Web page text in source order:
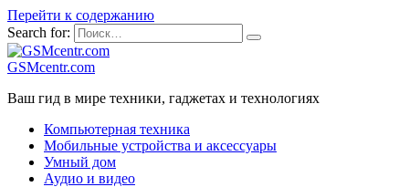
Перейти к содержанию
Search for:
GSMcentr.com
Ваш гид в мире техники, гаджетах и технологиях
Компьютерная техника
Мобильные устройства и аксессуары
Умный дом
Аудио и видео